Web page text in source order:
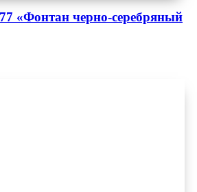
«Фонтан черно-серебряный